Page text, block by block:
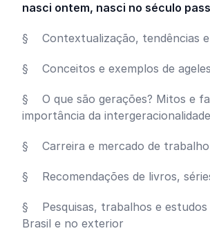
nasci ontem, nasci no século
§ Contextualização, tendências e
§ Conceitos e exemplos de
§ O que são gerações? Mitos e
importância da intergeracionalidade
§ Carreira e mercado de trabalho
§ Recomendações de livros,
§ Pesquisas, trabalhos e estudos
Brasil e no exterior